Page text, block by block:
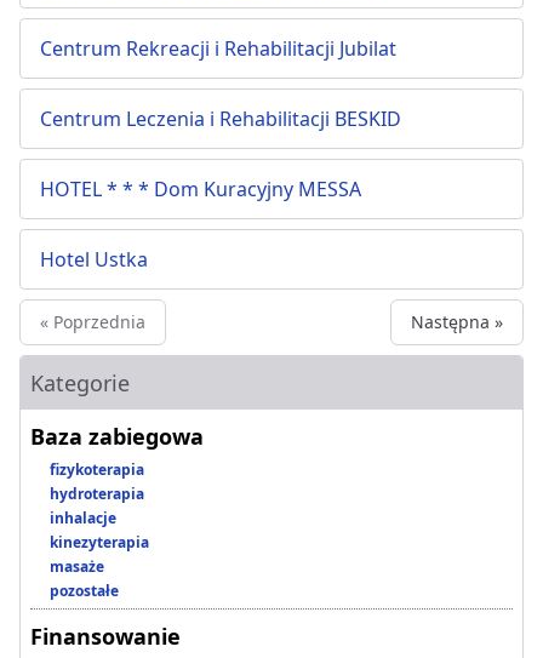
Centrum Rekreacji i Rehabilitacji Jubilat
Centrum Leczenia i Rehabilitacji BESKID
HOTEL * * * Dom Kuracyjny MESSA
Hotel Ustka
« Poprzednia Następna »
Kategorie
Baza zabiegowa
fizykoterapia
hydroterapia
inhalacje
kinezyterapia
masaże
pozostałe
Finansowanie